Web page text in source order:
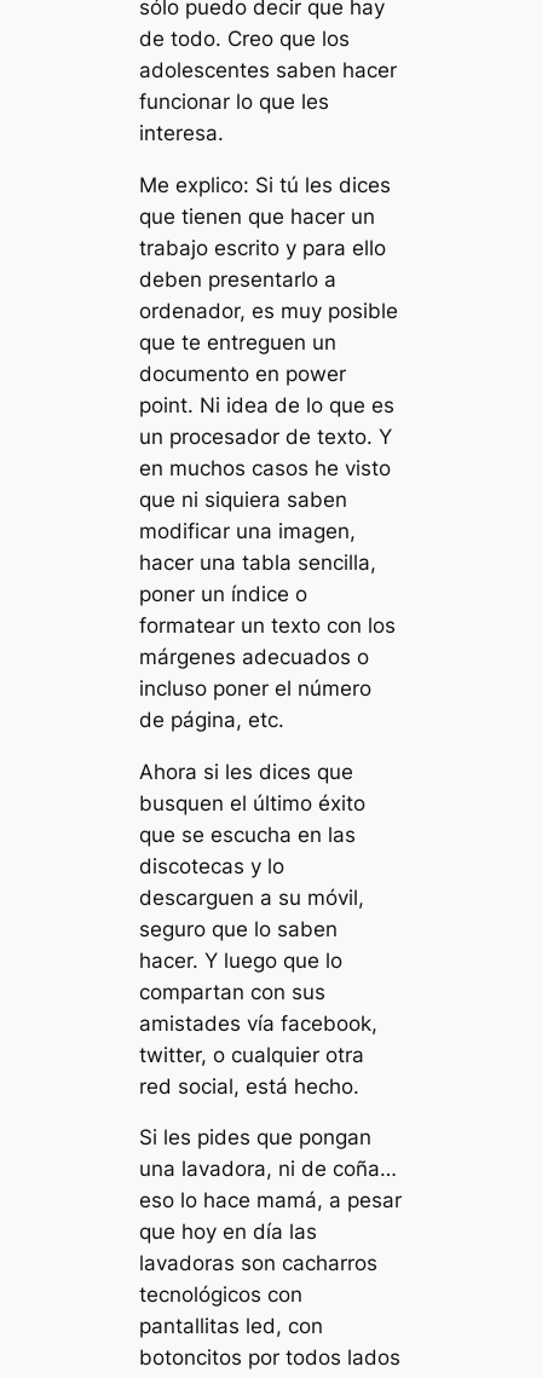
sólo puedo decir que hay
de todo. Creo que los
adolescentes saben hacer
funcionar lo que les
interesa.
Me explico: Si tú les dices
que tienen que hacer un
trabajo escrito y para ello
deben presentarlo a
ordenador, es muy posible
que te entreguen un
documento en power
point. Ni idea de lo que es
un procesador de texto. Y
en muchos casos he visto
que ni siquiera saben
modificar una imagen,
hacer una tabla sencilla,
poner un índice o
formatear un texto con los
márgenes adecuados o
incluso poner el número
de página, etc.
Ahora si les dices que
busquen el último éxito
que se escucha en las
discotecas y lo
descarguen a su móvil,
seguro que lo saben
hacer. Y luego que lo
compartan con sus
amistades vía facebook,
twitter, o cualquier otra
red social, está hecho.
Si les pides que pongan
una lavadora, ni de coña…
eso lo hace mamá, a pesar
que hoy en día las
lavadoras son cacharros
tecnológicos con
pantallitas led, con
botoncitos por todos lados